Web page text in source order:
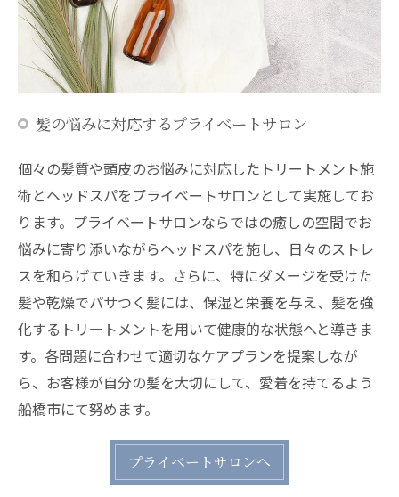
髪の悩みに対応するプライベートサロン
個々の髪質や頭皮のお悩みに対応したトリートメント施
術とヘッドスパをプライベートサロンとして実施してお
ります。プライベートサロンならではの癒しの空間でお
悩みに寄り添いながらヘッドスパを施し、日々のストレ
スを和らげていきます。さらに、特にダメージを受けた
髪や乾燥でパサつく髪には、保湿と栄養を与え、髪を強
化するトリートメントを用いて健康的な状態へと導きま
す。各問題に合わせて適切なケアプランを提案しなが
ら、お客様が自分の髪を大切にして、愛着を持てるよう
船橋市にて努めます。
プライベートサロンへ